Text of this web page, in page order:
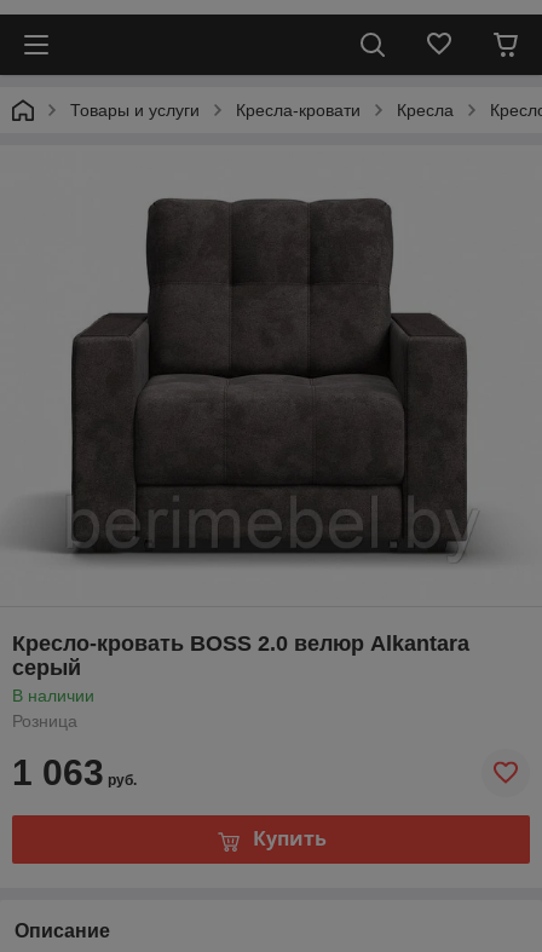
Товары и услуги Кресла-кровати Кресла
Кресло-кровать BOSS 2.0 велюр Alkantara
серый
В наличии
Розница
1 063 руб.
Купить
Описание